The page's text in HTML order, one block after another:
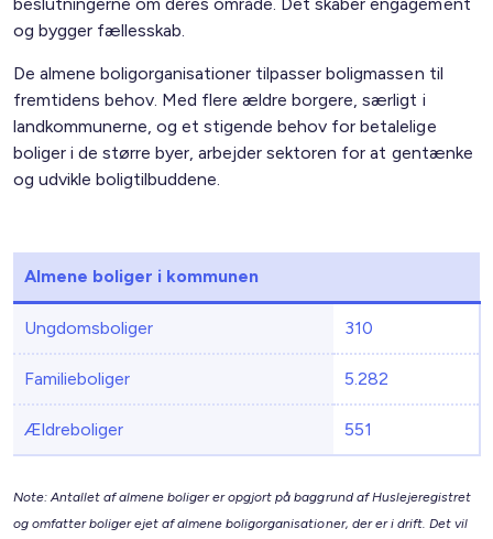
og bygger fællesskab.
De almene boligorganisationer tilpasser boligmassen til
fremtidens behov. Med flere ældre borgere, særligt i
landkommunerne, og et stigende behov for betalelige
boliger i de større byer, arbejder sektoren for at gentænke
og udvikle boligtilbuddene.
Almene boliger i kommunen
Ungdomsboliger 310
Familieboliger 5.282
Ældreboliger 551
Note: Antallet af almene boliger er opgjort på baggrund af Huslejeregistret
og omfatter boliger ejet af almene boligorganisationer, der er i drift. Det vil